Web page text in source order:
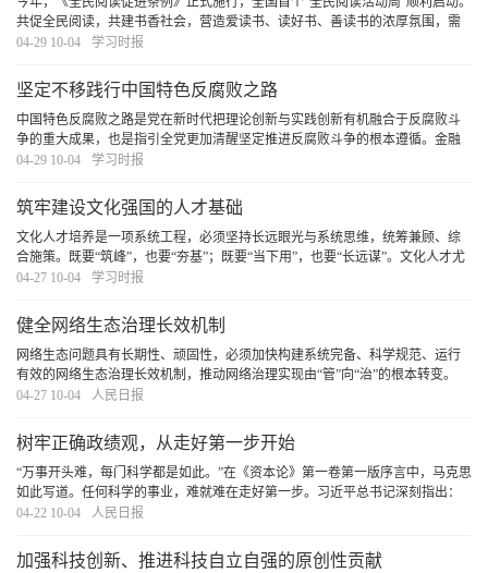
共促全民阅读，共建书香社会，营造爱读书、读好书、善读书的浓厚氛围，需
要领导干部率先垂范，既要在“爱读书”“善读书”上下功夫，更要在“读好书”上见
04-29 10-04 学习时报
坚定不移践行中国特色反腐败之路
中国特色反腐败之路是党在新时代把理论创新与实践创新有机融合于反腐败斗
争的重大成果，也是指引全党更加清醒坚定推进反腐败斗争的根本遵循。金融
是深化整治腐败的重点领域，必须坚定不移践行中国特色反腐败之路，打好金
04-29 10-04 学习时报
筑牢建设文化强国的人才基础
文化人才培养是一项系统工程，必须坚持长远眼光与系统思维，统筹兼顾、综
合施策。既要“筑峰”，也要“夯基”；既要“当下用”，也要“长远谋”。文化人才尤
其是文艺人才的成长有其自身规律和特点，必须深刻洞察当前人才队伍呈现的
04-27 10-04 学习时报
健全网络生态治理长效机制
网络生态问题具有长期性、顽固性，必须加快构建系统完备、科学规范、运行
有效的网络生态治理长效机制，推动网络治理实现由“管”向“治”的根本转变。
[详细]
04-27 10-04 人民日报
树牢正确政绩观，从走好第一步开始
“万事开头难，每门科学都是如此。”在《资本论》第一卷第一版序言中，马克思
如此写道。任何科学的事业，难就难在走好第一步。习近平总书记深刻指出：
“第一步走错了就不行。如果抱着当官谋利的想法，那做的一切事情都不会对。”
04-22 10-04 人民日报
加强科技创新、推进科技自立自强的原创性贡献